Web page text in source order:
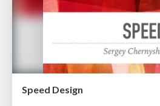
Speed Design